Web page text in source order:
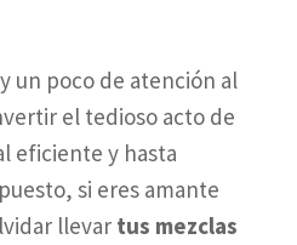
un poco de atención al
el tedioso acto de
eficiente y hasta
si eres amante
llevar tus mezclas